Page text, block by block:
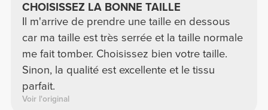
CHOISISSEZ LA BONNE TAILLE
Il m'arrive de prendre une taille en dessous
car ma taille est très serrée et la taille normale
me fait tomber. Choisissez bien votre taille.
Sinon, la qualité est excellente et le tissu
parfait.
Voir l'original